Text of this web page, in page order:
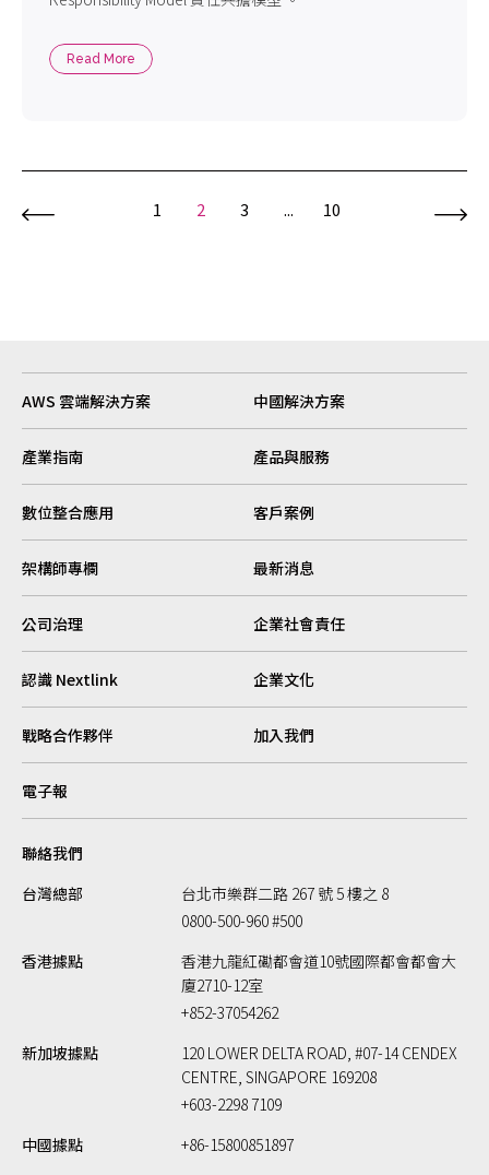
Read More
1 2 3 ... 10
AWS 雲端解決方案 中國解決方案
產業指南 產品與服務
數位整合應用 客戶案例
架構師專欄 最新消息
公司治理 企業社會責任
認識 Nextlink 企業文化
戰略合作夥伴 加入我們
電子報
聯絡我們
台灣總部
台北市樂群二路 267 號 5 樓之 8
0800-500-960 #500
香港據點
香港九龍紅磡都會道10號國際都會都會大
廈2710-12室
+852-37054262
新加坡據點
120 LOWER DELTA ROAD, #07-14 CENDEX
CENTRE, SINGAPORE 169208
+603-2298 7109
中國據點
+86-15800851897